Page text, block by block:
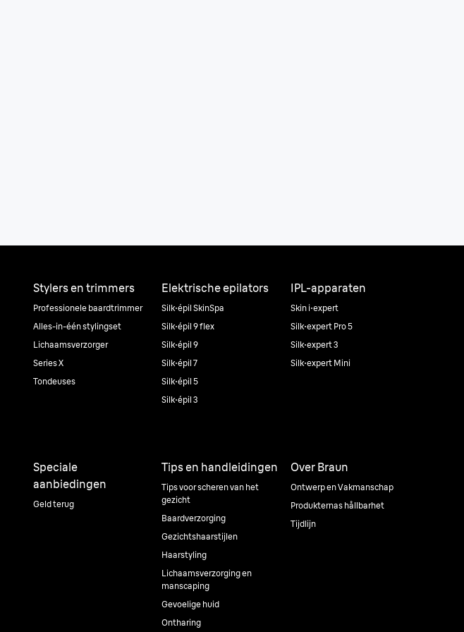
Stylers en trimmers
Professionele baardtrimmer
Alles-in-één stylingset
Lichaamsverzorger
Series X
Tondeuses
Elektrische epilators
Silk·épil SkinSpa
Silk·épil 9 flex
Silk·épil 9
Silk·épil 7
Silk·épil 5
Silk·épil 3
IPL-apparaten
Skin i·expert
Silk·expert Pro 5
Silk·expert 3
Silk·expert Mini
Speciale
aanbiedingen
Geld terug
Tips en handleidingen
Tips voor scheren van het
gezicht
Baardverzorging
Gezichtshaarstijlen
Haarstyling
Lichaamsverzorging en
manscaping
Gevoelige huid
Ontharing
Over Braun
Ontwerp en Vakmanschap
Produkternas hållbarhet
Tijdlijn